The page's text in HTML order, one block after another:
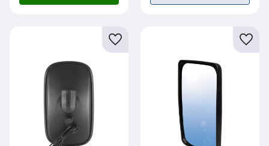
Lägg till i favoriter